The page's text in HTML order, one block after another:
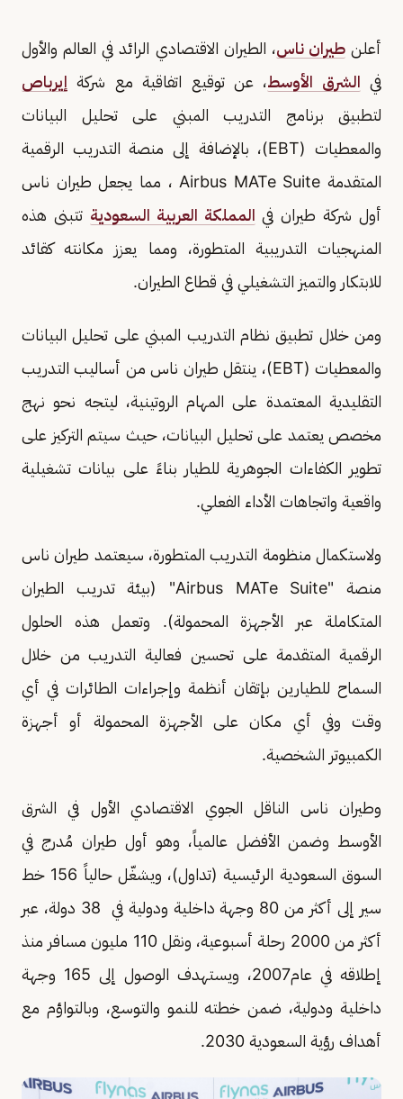
أعلنطيران ناس، الطيران الاقتصادي الرائد في العالم والأول
في الشرق الأوسط، عن توقيع اتفاقية مع شركة إيرباص
لتطبيق برنامج التدريب المبني على تحليل البيانات
والمعطيات (EBT)، بالإضافة إلى منصة التدريب الرقمية
المتقدمة Airbus MATe Suite ، مما يجعل طيران ناس
أول شركة طيران في المملكة العربية السعودية تتبنى هذه
المنهجيات التدريبية المتطورة، ومما يعزز مكانته كقائد
للابتكار والتميز التشغيلي في قطاع الطيران.
ومن خلال تطبيق نظام التدريب المبني على تحليل البيانات
والمعطيات (EBT)، ينتقل طيران ناس من أساليب التدريب
التقليدية المعتمدة على المهام الروتينية، ليتجه نحو نهج
مخصص يعتمد على تحليل البيانات، حيث سيتم التركيز على
تطوير الكفاءات الجوهرية للطيار بناءً على بيانات تشغيلية
واقعية واتجاهات الأداء الفعلي.
ولاستكمال منظومة التدريب المتطورة، سيعتمد طيران ناس
منصة "Airbus MATe Suite" (بيئة تدريب الطيران
المتكاملة عبر الأجهزة المحمولة). وتعمل هذه الحلول
الرقمية المتقدمة على تحسين فعالية التدريب من خلال
السماح للطيارين بإتقان أنظمة وإجراءات الطائرات في أي
وقت وفي أي مكان على الأجهزة المحمولة أو أجهزة
الكمبيوتر الشخصية.
وطيران ناس الناقل الجوي الاقتصادي الأول في الشرق
الأوسط وضمن الأفضل عالمياً، وهو أول طيران مُدرج في
السوق السعودية الرئيسية (تداول)، ويشغّل حالياً 156 خط
سير إلى أكثر من 80 وجهة داخلية ودولية في 38 دولة، عبر
أكثر من 2000 رحلة أسبوعية، ونقل 110 مليون مسافر منذ
إطلاقه في عام2007، ويستهدف الوصول إلى 165 وجهة
داخلية ودولية، ضمن خطته للنمو والتوسع، وبالتواؤم مع
أهداف رؤية السعودية 2030.